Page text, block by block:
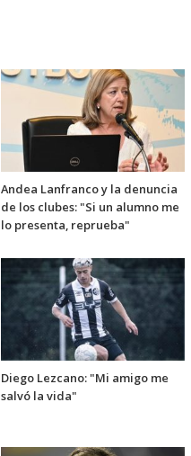
Andea Lanfranco y la denuncia
de los clubes: "Si un alumno me
lo presenta, reprueba"
Diego Lezcano: "Mi amigo me
salvó la vida"